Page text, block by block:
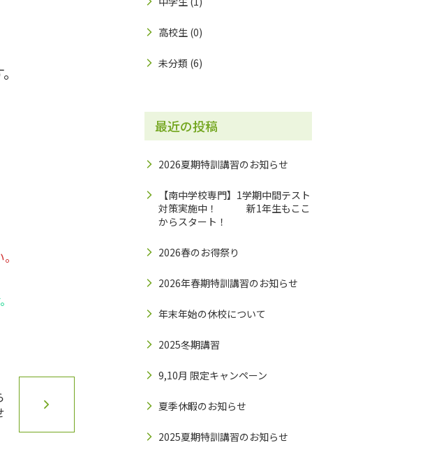
。
高校生 (0)
未分類 (6)
最近の投稿
2026夏期特訓講習のお知らせ
【南中学校専門】1学期中間テスト
対策実施中！ 新1年生もここ
からスタート！
2026春のお得祭り
2026年春期特訓講習のお知らせ
年末年始の休校について
2025冬期講習
9,10月 限定キャンペーン
夏季休暇のお知らせ
2025夏期特訓講習のお知らせ